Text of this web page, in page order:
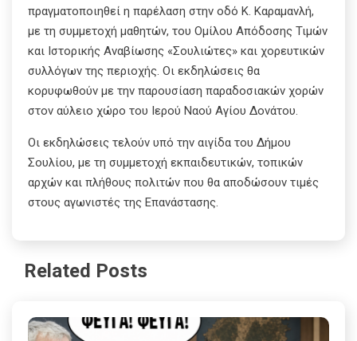
πραγματοποιηθεί η παρέλαση στην οδό Κ. Καραμανλή,
με τη συμμετοχή μαθητών, του Ομίλου Απόδοσης Τιμών
και Ιστορικής Αναβίωσης «Σουλιώτες» και χορευτικών
συλλόγων της περιοχής. Οι εκδηλώσεις θα
κορυφωθούν με την παρουσίαση παραδοσιακών χορών
στον αύλειο χώρο του Ιερού Ναού Αγίου Δονάτου.
Οι εκδηλώσεις τελούν υπό την αιγίδα του Δήμου
Σουλίου, με τη συμμετοχή εκπαιδευτικών, τοπικών
αρχών και πλήθους πολιτών που θα αποδώσουν τιμές
στους αγωνιστές της Επανάστασης.
Related Posts